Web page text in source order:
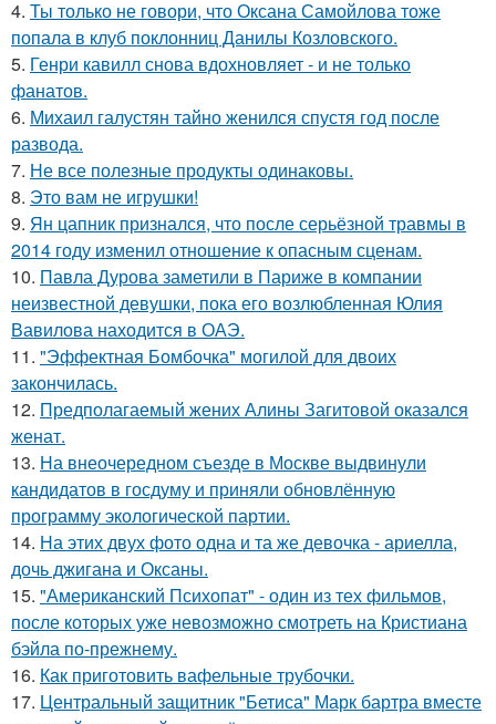
4. Ты только не говори, что Оксана Самойлова тоже
попала в клуб поклонниц Данилы Козловского.
5. Генри кавилл снова вдохновляет - и не только
фанатов.
6. Михаил галустян тайно женился спустя год после
развода.
7. Не все полезные продукты одинаковы.
8. Это вам не игрушки!
9. Ян цапник признался, что после серьёзной травмы в
2014 году изменил отношение к опасным сценам.
10. Павла Дурова заметили в Париже в компании
неизвестной девушки, пока его возлюбленная Юлия
Вавилова находится в ОАЭ.
11. "Эффектная Бомбочка" могилой для двоих
закончилась.
12. Предполагаемый жених Алины Загитовой оказался
женат.
13. На внеочередном съезде в Москве выдвинули
кандидатов в госдуму и приняли обновлённую
программу экологической партии.
14. На этих двух фото одна и та же девочка - ариелла,
дочь джигана и Оксаны.
15. "Американский Психопат" - один из тех фильмов,
после которых уже невозможно смотреть на Кристиана
бэйла по-прежнему.
16. Как приготовить вафельные трубочки.
17. Центральный защитник "Бетиса" Марк бартра вместе